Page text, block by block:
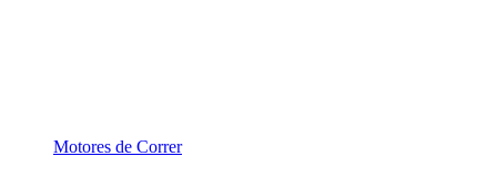
Motores de Correr